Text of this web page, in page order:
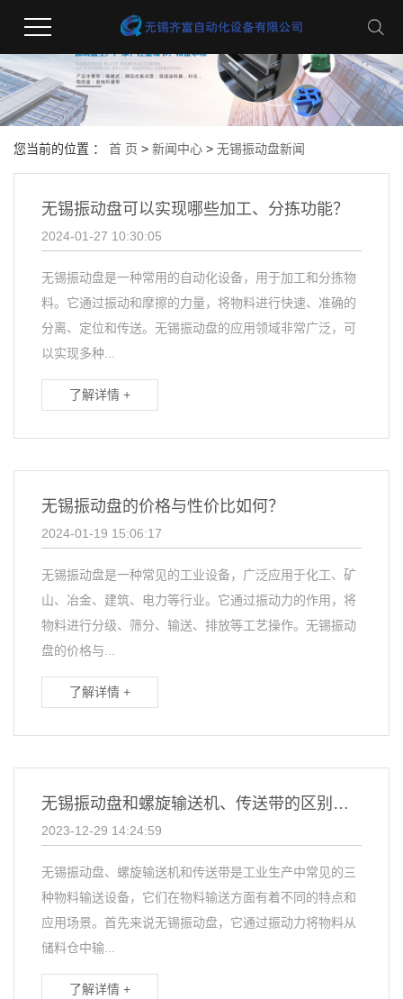
您当前的位置 ： 首 页 > 新闻中心 > 无锡振动盘新闻
无锡振动盘可以实现哪些加工、分拣功能？
2024-01-27 10:30:05
无锡振动盘是一种常用的自动化设备，用于加工和分拣物
料。它通过振动和摩擦的力量，将物料进行快速、准确的
分离、定位和传送。无锡振动盘的应用领域非常广泛，可
以实现多种...
了解详情 +
无锡振动盘的价格与性价比如何？
2024-01-19 15:06:17
无锡振动盘是一种常见的工业设备，广泛应用于化工、矿
山、冶金、建筑、电力等行业。它通过振动力的作用，将
物料进行分级、筛分、输送、排放等工艺操作。无锡振动
盘的价格与...
了解详情 +
无锡振动盘和螺旋输送机、传送带的区别和联系
2023-12-29 14:24:59
无锡振动盘、螺旋输送机和传送带是工业生产中常见的三
种物料输送设备，它们在物料输送方面有着不同的特点和
应用场景。首先来说无锡振动盘，它通过振动力将物料从
储料仓中输...
了解详情 +